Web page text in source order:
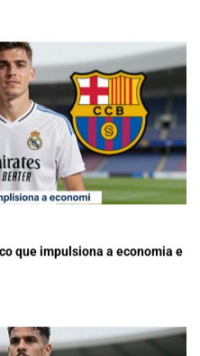
que impulsiona a economia e